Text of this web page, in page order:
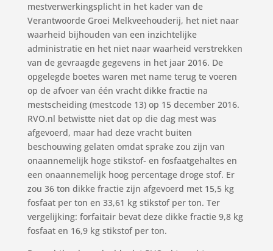
mestverwerkingsplicht in het kader van de
Verantwoorde Groei Melkveehouderij, het niet naar
waarheid bijhouden van een inzichtelijke
administratie en het niet naar waarheid verstrekken
van de gevraagde gegevens in het jaar 2016. De
opgelegde boetes waren met name terug te voeren
op de afvoer van één vracht dikke fractie na
mestscheiding (mestcode 13) op 15 december 2016.
RVO.nl betwistte niet dat op die dag mest was
afgevoerd, maar had deze vracht buiten
beschouwing gelaten omdat sprake zou zijn van
onaannemelijk hoge stikstof- en fosfaatgehaltes en
een onaannemelijk hoog percentage droge stof. Er
zou 36 ton dikke fractie zijn afgevoerd met 15,5 kg
fosfaat per ton en 33,61 kg stikstof per ton. Ter
vergelijking: forfaitair bevat deze dikke fractie 9,8 kg
fosfaat en 16,9 kg stikstof per ton.